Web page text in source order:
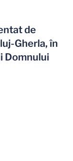
de
Gherla, în
Domnului